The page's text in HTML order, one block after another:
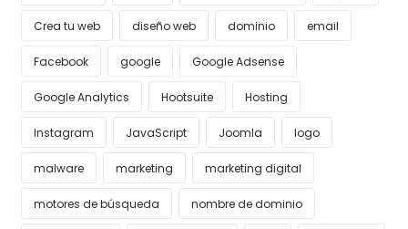
Crea tu web diseño web dominio email
Facebook google Google Adsense
Google Analytics Hootsuite Hosting
Instagram JavaScript Joomla logo
malware marketing marketing digital
motores de búsqueda nombre de dominio